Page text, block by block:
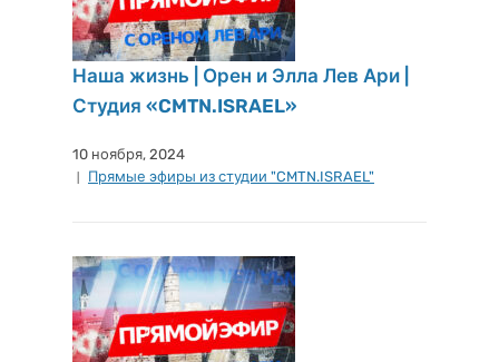
Наша жизнь | Орен и Элла Лев Ари |
Студия «CMTN.ISRAEL»
10 ноября, 2024
Прямые эфиры из студии "CMTN.ISRAEL"